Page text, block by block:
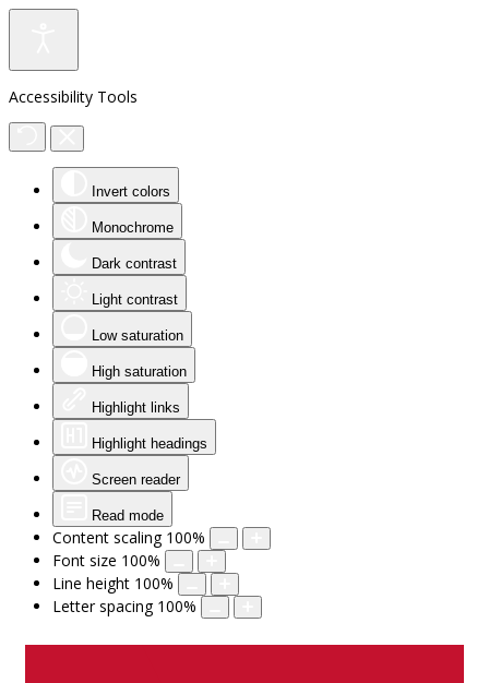
Accessibility Tools
Invert colors
Monochrome
Dark contrast
Light contrast
Low saturation
High saturation
Highlight links
Highlight headings
Screen reader
Read mode
Content scaling 100%
Font size 100%
Line height 100%
Letter spacing 100%